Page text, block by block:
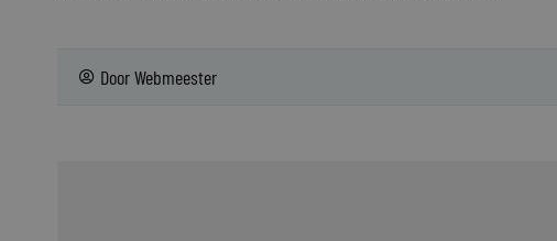
DoorWebmeester